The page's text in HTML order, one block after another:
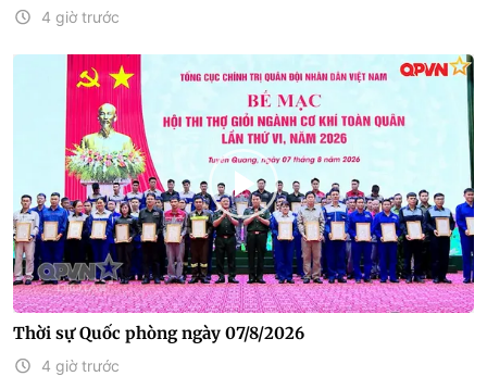
4 giờ trước
Thời sự Quốc phòng ngày 07/8/2026
4 giờ trước